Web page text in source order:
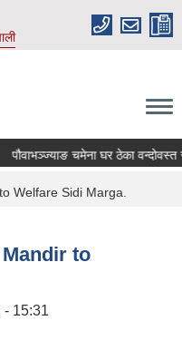
पौवाभञ्ज्याङ चमेना घर ठेका वन्दोवस्त
Welfare Sidi Marga.
to
- 15:31